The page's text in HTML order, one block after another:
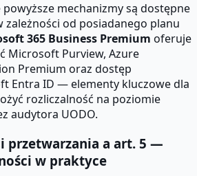
mechanizmy są dostępne
zależności od posiadanego planu
365 Business Premium oferuje
Microsoft Purview, Azure
Premium oraz dostęp
Entra ID — elementy kluczowe dla
rozliczalność na poziomie
audytora UODO.
przetwarzania a art. 5 —
w praktyce